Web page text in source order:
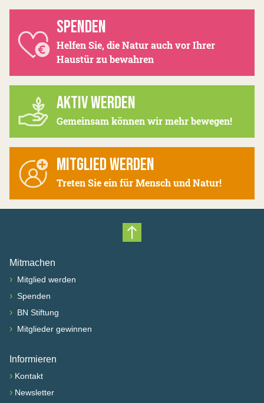
SPENDEN
Helfen Sie, die Natur auch vor Ihrer
Haustür zu bewahren
AKTIV WERDEN
Gemeinsam können wir mehr bewegen!
MITGLIED WERDEN
Treten Sie ein für Mensch und Natur!
Nach oben scrollen
Mitmachen
› Mitglied werden
› Spenden
› BN Stiftung
› Mitglieder gewinnen
Informieren
› Kontakt
› Newsletter